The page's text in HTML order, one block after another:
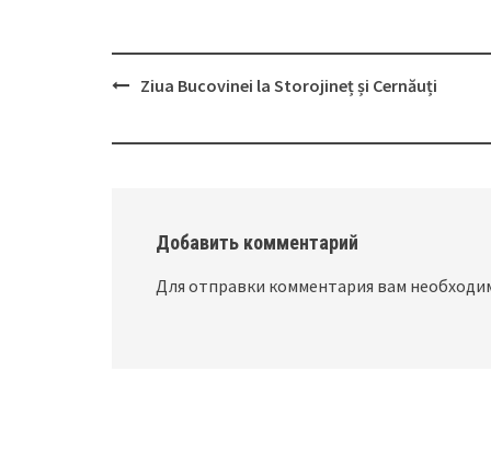
navigation
Ziua Bucovinei la Storojineț și Cernăuți
Добавить комментарий
Для отправки комментария вам